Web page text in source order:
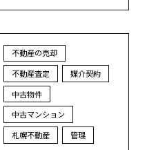
不動産の売却
不動産査定
媒介契約
中古物件
中古マンション
札幌不動産
管理